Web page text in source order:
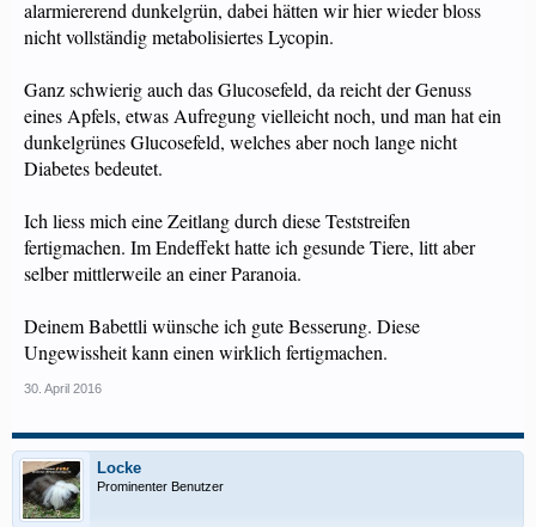
alarmiererend dunkelgrün, dabei hätten wir hier wieder bloss
nicht vollständig metabolisiertes Lycopin.
Ganz schwierig auch das Glucosefeld, da reicht der Genuss
eines Apfels, etwas Aufregung vielleicht noch, und man hat ein
dunkelgrünes Glucosefeld, welches aber noch lange nicht
Diabetes bedeutet.
Ich liess mich eine Zeitlang durch diese Teststreifen
fertigmachen. Im Endeffekt hatte ich gesunde Tiere, litt aber
selber mittlerweile an einer Paranoia.
Deinem Babettli wünsche ich gute Besserung. Diese
Ungewissheit kann einen wirklich fertigmachen.
30. April 2016
Locke
Prominenter Benutzer